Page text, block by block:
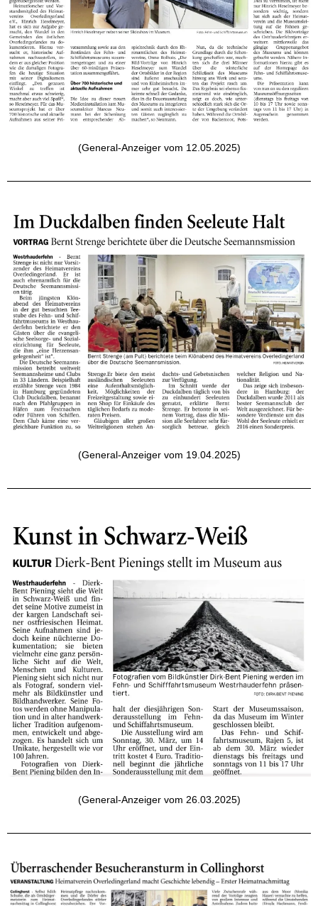
(General-Anzeiger vom 12.05.2025)
(General-Anzeiger vom 19.04.2025)
(General-Anzeiger vom 26.03.2025)